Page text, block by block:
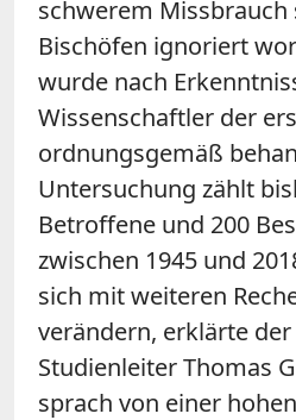
schwerem Missbrauch
Bischöfen ignoriert
wurde nach
Wissenschaftler der
ordnungsgemäß
Untersuchung zählt
Betroffene und 200
zwischen 1945 und
sich mit weiteren
verändern, erklärte
Studienleiter Thomas
sprach von einer